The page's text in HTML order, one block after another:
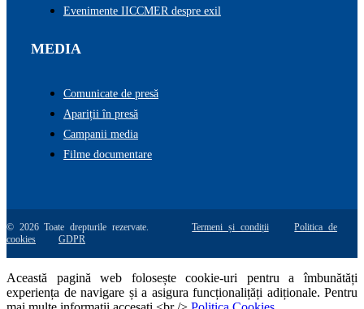
Evenimente IICCMER despre exil
MEDIA
Comunicate de presă
Apariții în presă
Campanii media
Filme documentare
© 2026 Toate drepturile rezervate.Termeni și condiții
Politica de
cookies
GDPR
Această pagină web folosește cookie-uri pentru a îmbunătăți
experiența de navigare și a asigura funcționalițăți adiționale. Pentru